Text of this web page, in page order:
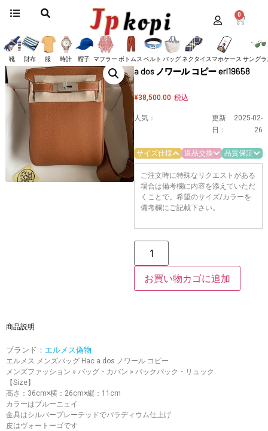
0
靴 財布 服 時計 帽子 マフラー ボトムス ベルト バッグネクタイ スマホケース サング
ホーム バッグ
/ 送料込エルメス メンズバッグ Hac a dos ノワール
送料込エルメス メンズバッグ Hac
a dos ノワール コピー erl19658
¥38,500.00 税込
人気：
更新
日：
2025-02-
26
サイズ仕様 返品交換 品質保証
ご注文時に特殊なリクエストがある
場合は備考欄に内容を添えていただ
くことで。希望のサイズ/カラーを
備考欄にご記載下さい。
お買い物カゴに追加
商品説明
ブランド： エルメス偽物
エルメス メンズバッグ Hac a dos ノワール コピー
メンズファッション » バッグ・カバン » バックパック・リュック
【Size】
高さ：36cm×横：26cm×縦：11cm
カラーはブルーニュイ
金具はシルバープレーテッドでパラディウム仕上げ
皮はヴォートーゴです